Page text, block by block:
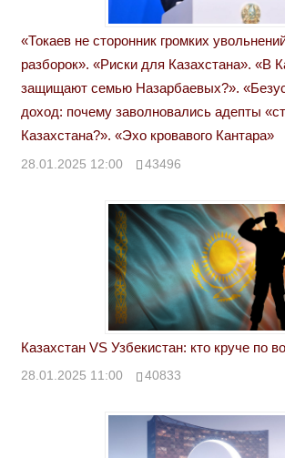
«Токаев не сторонник громких
разборок». «Риски для Казахстана». «В
защищают семью Назарбаевых?».
доход: почему заволновались адепты
Казахстана?». «Эхо кровавого Кантара»
28.01.2025 12:00 43496
Казахстан VS Узбекистан: кто круче по
28.01.2025 11:00 40833